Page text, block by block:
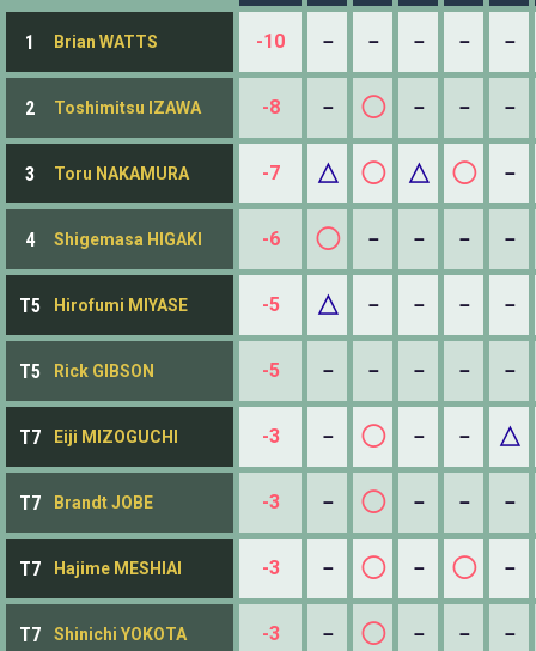
1 Brian WATTS -10 － － － － －
2 Toshimitsu IZAWA -8 － ◯ － － －
3 Toru NAKAMURA -7 △ ◯ △ ◯ －
4 Shigemasa HIGAKI -6 ◯ － － － －
T5 Hirofumi MIYASE -5 △ － － － －
T5 Rick GIBSON -5 － － － － －
T7 Eiji MIZOGUCHI -3 － ◯ － － △
T7 Brandt JOBE -3 － ◯ － － －
T7 Hajime MESHIAI -3 － ◯ － ◯ －
T7 Shinichi YOKOTA -3 － ◯ － － －